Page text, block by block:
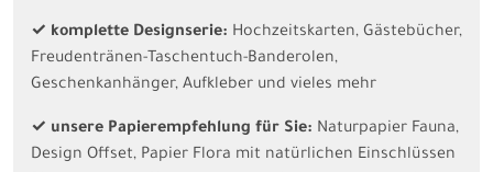
✓ komplette Designserie: Hochzeitskarten, Gästebücher,
Freudentränen-Taschentuch-Banderolen,
Geschenkanhänger, Aufkleber und vieles mehr
✓ unsere Papierempfehlung für Sie: Naturpapier Fauna,
Design Offset, Papier Flora mit natürlichen Einschlüssen